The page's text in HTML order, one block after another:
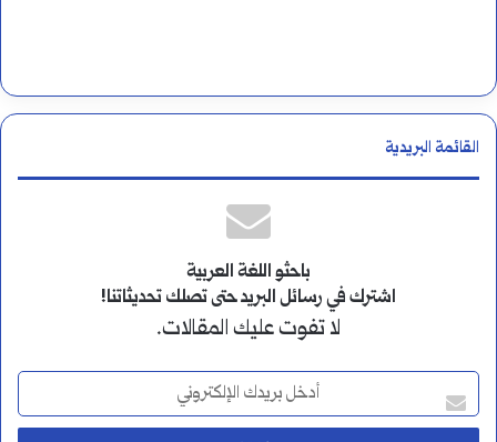
القائمة البريدية
باحثو اللغة العربية
اشترك في رسائل البريد حتى تصلك تحديثاتنا!
لا تفوت عليك المقالات.